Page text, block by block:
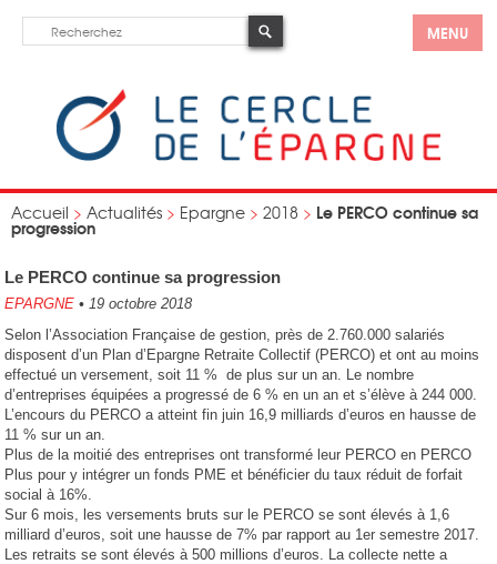
MENU
Accueil > Actualités > Epargne > 2018 > Le PERCO continue sa
progression
Le PERCO continue sa progression
EPARGNE • 19 octobre 2018
Selon l’Association Française de gestion, près de 2.760.000 salariés
disposent d’un Plan d’Epargne Retraite Collectif (PERCO) et ont au moins
effectué un versement, soit 11 % de plus sur un an. Le nombre
d’entreprises équipées a progressé de 6 % en un an et s’élève à 244 000.
L’encours du PERCO a atteint fin juin 16,9 milliards d’euros en hausse de
11 % sur un an.
Plus de la moitié des entreprises ont transformé leur PERCO en PERCO
Plus pour y intégrer un fonds PME et bénéficier du taux réduit de forfait
social à 16%.
Sur 6 mois, les versements bruts sur le PERCO se sont élevés à 1,6
milliard d’euros, soit une hausse de 7% par rapport au 1er semestre 2017.
Les retraits se sont élevés à 500 millions d’euros. La collecte nette a